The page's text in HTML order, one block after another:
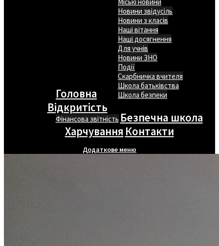
Головна
Новини звідусіль
Новини з класів
Наші вітання
Наші досягнення
Для учнів
Новини ЗНО
Події
Скарбничка вчителя
Школа батьківства
Школа безпеки
Відкритість
Фінансова звітність Безпечна школа
Харчування Контакти
Додаткове меню